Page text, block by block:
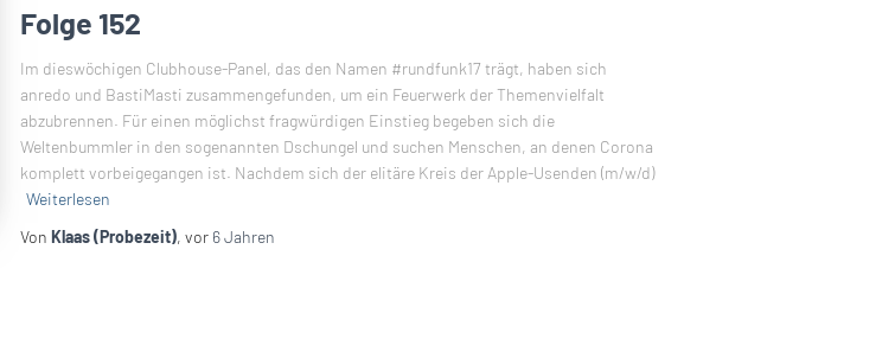
Folge 152
Im dieswöchigen Clubhouse-Panel, das den Namen #rundfunk17 trägt, haben sich
anredo und BastiMasti zusammengefunden, um ein Feuerwerk der Themenvielfalt
abzubrennen. Für einen möglichst fragwürdigen Einstieg begeben sich die
Weltenbummler in den sogenannten Dschungel und suchen Menschen, an denen Corona
komplett vorbeigegangen ist. Nachdem sich der elitäre Kreis der Apple-Usenden (m/w/d)
Weiterlesen
Von Klaas (Probezeit), vor 6 Jahren